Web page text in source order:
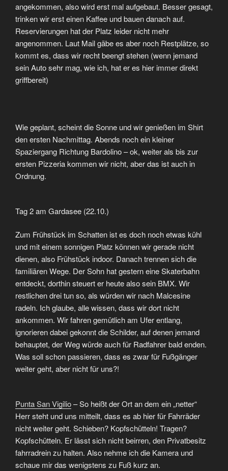
angekommen, also wird erst mal aufgebaut. Besser gesagt,
trinken wir erst einen Kaffee und bauen danach auf.
Reservierungen hat der Platz leider nicht mehr
angenommen. Laut Mail gäbe es aber noch Restplätze, so
kommt es, dass wir recht beengt stehen (wenn jemand
sein Auto sehr mag, wie ich, hat er es hier immer direkt
griffbereit)
Wie geplant, scheint die Sonne und wir genießen im Shirt
den ersten Nachmittag. Abends noch ein kleiner
Spaziergang Richtung Bardolino – ok, weiter als bis zur
ersten Pizzeria kommen wir nicht, aber das ist auch in
Ordnung.
Tag 2 am Gardasee (22.10.)
Zum Frühstück im Schatten ist es doch noch etwas kühl
und mit einem sonnigen Platz können wir gerade nicht
dienen, also Frühstück indoor. Danach trennen sich die
familiären Wege. Der Sohn hat gestern eine Skaterbahn
entdeckt, dorthin steuert er heute also sein BMX. Wir
restlichen drei tun so, als würden wir nach Malcesine
radeln. Ich glaube, alle wissen, dass wir dort nicht
ankommen. Wir fahren gemütlich am Ufer entlang,
ignorieren dabei gekonnt die Schilder, auf denen jemand
behauptet, der Weg würde auch für Radfahrer bald enden.
Was soll schon passieren, dass es zwar für Fußgänger
weiter geht, aber nicht für uns?!
Punta San Vigilio– So heißt der Ort an dem ein „netter“
Herr steht und uns mitteilt, dass es ab hier für Fahrräder
nicht weiter geht. Schieben? Kopfschütteln! Tragen?
Kopfschütteln. Er lässt sich nicht beirren, den Privatbesitz
fahrradrein zu halten. Also nehme ich die Kamera und
schaue mir das wenigstens zu Fuß kurz an.